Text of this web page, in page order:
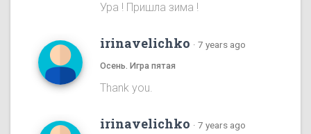
Ура ! Пришла зима !
irinavelichko · 7 years ago
Осень. Игра пятая
Thank you.
irinavelichko · 7 years ago